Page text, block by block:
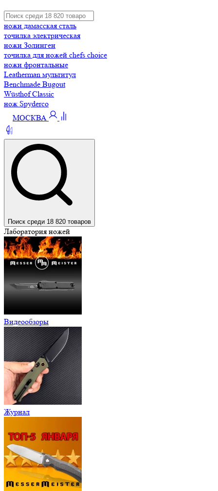
ножи дамасская сталь
точилка электрическая
ножи Золинген
точилка для ножей chefs choice
ножи фронтальные
Leatherman мультитул
Benchmade Bugout
Wüsthof Classic
нож Spyderco
МОСКВА
Поиск среди 18 820 товаров
Лаборатория ножей
Видеообзоры
Журнал